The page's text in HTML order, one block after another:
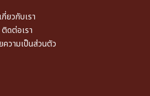
เกี่ยวกับเรา
ติดต่อเรา
ความเป็นส่วนตัว